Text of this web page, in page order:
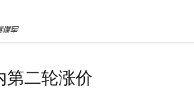
第二轮涨价